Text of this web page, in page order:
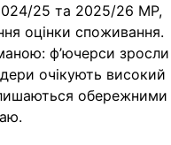
25 та 2025/26 МР,
оцінки споживання.
ф’ючерси зросли
очікують високий
обережними